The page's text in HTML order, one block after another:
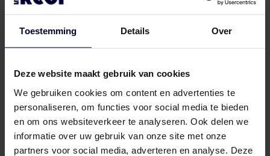
Toestemming Details Over
Deze website maakt gebruik van cookies
We gebruiken cookies om content en advertenties te
personaliseren, om functies voor social media te bieden
en om ons websiteverkeer te analyseren. Ook delen we
informatie over uw gebruik van onze site met onze
partners voor social media, adverteren en analyse. Deze
Dozen – Rund